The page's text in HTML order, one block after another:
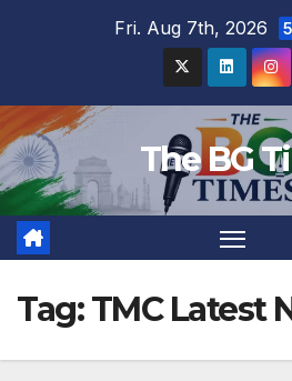
Fri. Aug 7th, 2026
The BG
Tag:TMC Latest